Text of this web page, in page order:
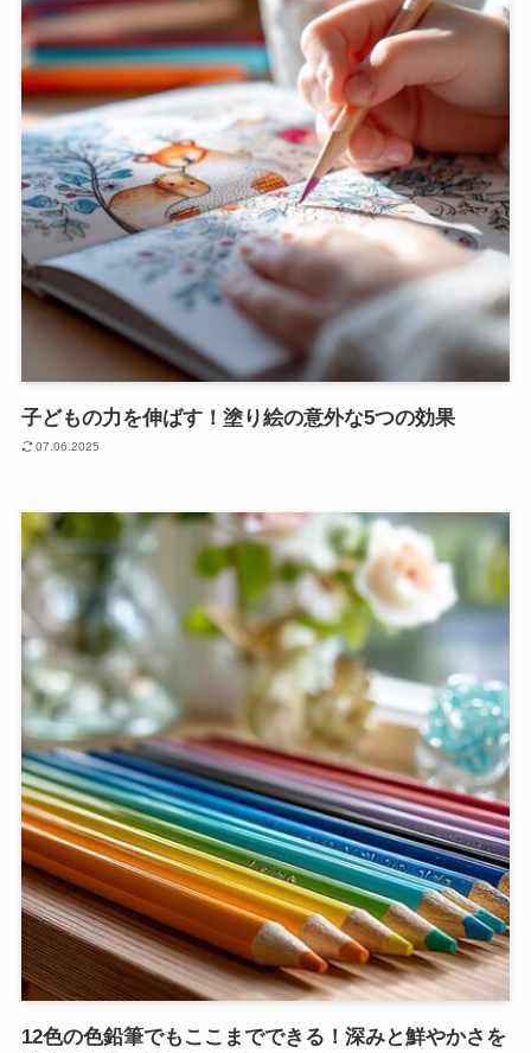
子どもの力を伸ばす！塗り絵の意外な5つの効果
07.06.2025
12色の色鉛筆でもここまでできる！深みと鮮やかさを